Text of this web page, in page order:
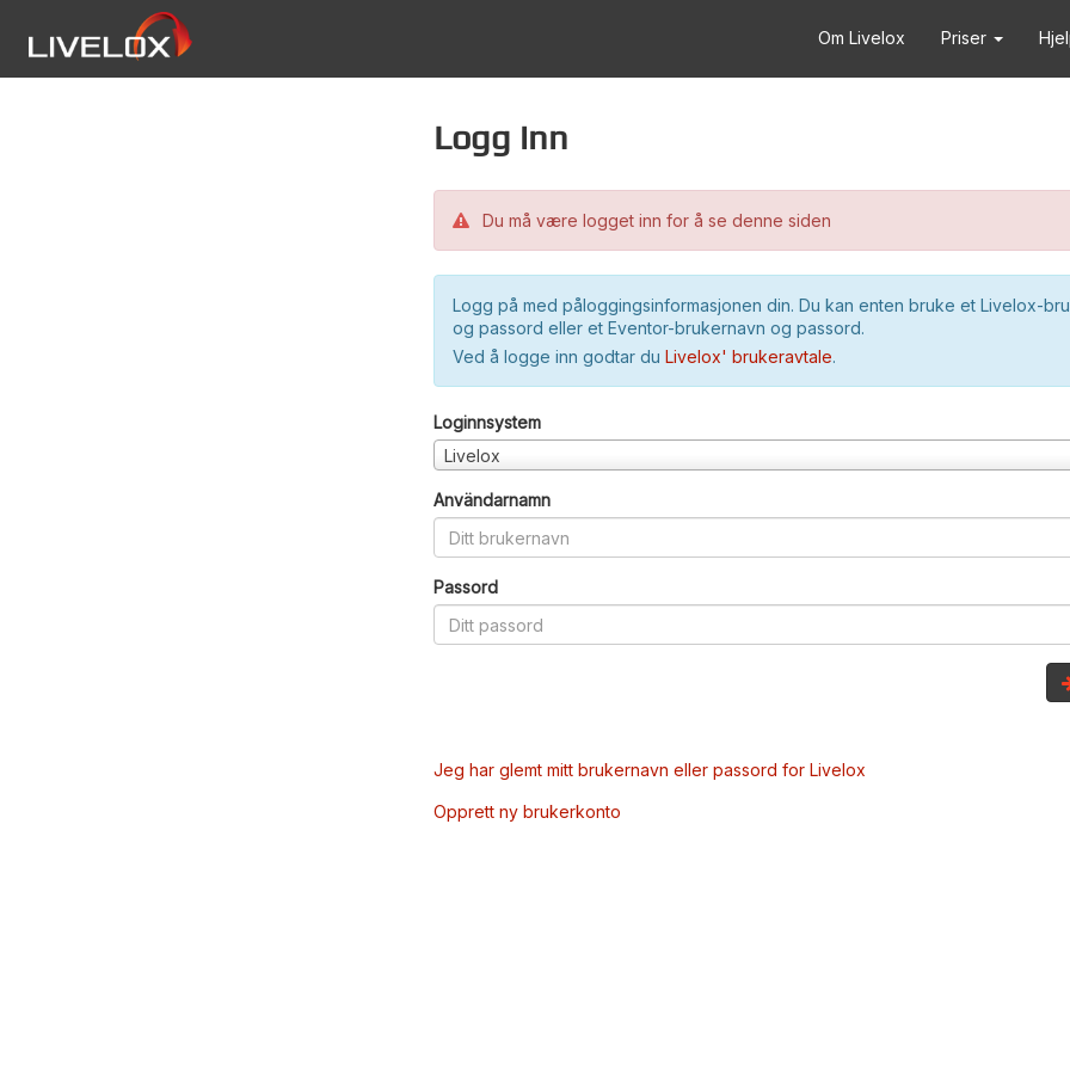
Om Livelox Priser
Logg inn
Du må være logget inn for å se denne siden
Logg på med påloggingsinformasjonen din. Du kan enten bruke et Livelox-
og passord eller et Eventor-brukernavn og passord.
Ved å logge inn godtar du Livelox' brukeravtale.
Loginnsystem
Livelox
Användarnamn
Passord
Jeg har glemt mitt brukernavn eller passord for Livelox
Opprett ny brukerkonto